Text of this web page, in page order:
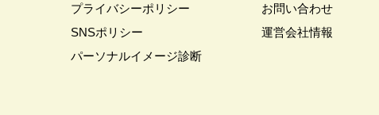
プライバシーポリシー
SNSポリシー
パーソナルイメージ診断
お問い合わせ
運営会社情報